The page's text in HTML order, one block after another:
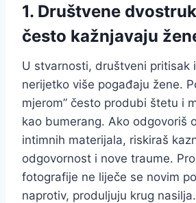
1. Društvene
često kažnjavaju
U stvarnosti, društveni pritisak
nerijetko više pogađaju žene.
mjerom” često produbi štetu i
kao bumerang. Ako odgovoriš
intimnih materijala, riskiraš
odgovornost i nove traume.
fotografije ne liječe se novim
naprotiv, produljuju krug nasilja.